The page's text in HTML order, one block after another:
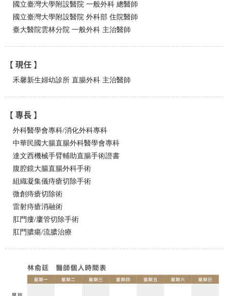
國立臺灣大學附設醫院 一般外科 總醫師
國立臺灣大學附設醫院 外科部 住院醫師
臺大醫院雲林分院 一般外科 主治醫師
【 現任 】
禾馨新生婦幼診所 直腸外科 主治醫師
【 專長 】
外科醫學會專科/消化外科專科
中華民國大腸直腸外科醫學會專科
達文西機械手臂輔助直腸手術證書
腹腔鏡大腸直腸外科手術
組織凝集儀痔瘡切除手術
微創痔瘡切除術
雷射痔瘡消融術
肛門瘻/廔管切除手術
肛門膿瘍/流膿治療